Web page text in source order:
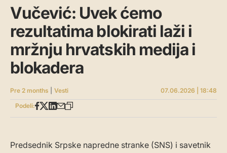
Vučević: Uvek ćemo
rezultatima blokirati laži i
mržnju hrvatskih medija i
blokadera
Pre 2 months Vesti
07.06.2026 | 18:48
Podeli:
Predsednik Srpske napredne stranke (SNS) i savetnik